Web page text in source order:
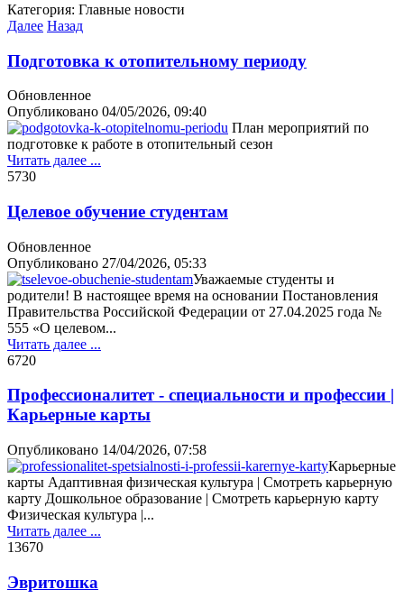
Категория: Главные новости
Далее Назад
Подготовка к отопительному периоду
Обновленное
Опубликовано 04/05/2026, 09:40
План мероприятий по
подготовке к работе в отопительный сезон
Читать далее ...
5730
Целевое обучение студентам
Обновленное
Опубликовано 27/04/2026, 05:33
Уважаемые студенты и
родители! В настоящее время на основании Постановления
Правительства Российской Федерации от 27.04.2025 года №
555 «О целевом...
Читать далее ...
6720
Профессионалитет - специальности и профессии |
Карьерные карты
Опубликовано 14/04/2026, 07:58
Карьерные
карты Адаптивная физическая культура | Смотреть карьерную
карту Дошкольное образование | Смотреть карьерную карту
Физическая культура |...
Читать далее ...
13670
Эвритошка